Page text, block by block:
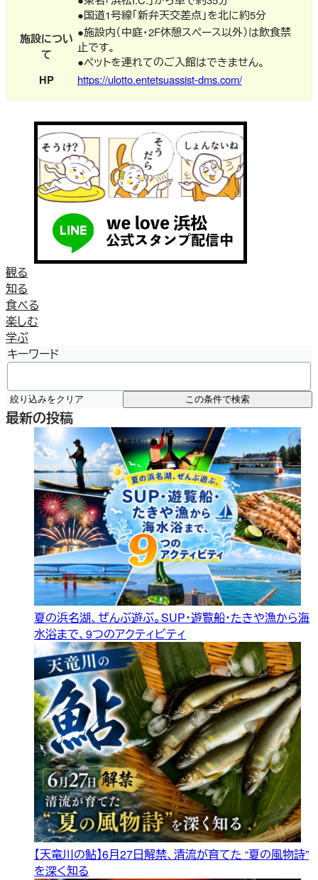
●国道1号線「新弁天交差点」を北に約5分
施設につい
て
●施設内（中庭・2F休憩スペース以外）は飲食禁
止です。
●ペットを連れてのご入館はできません。
HP https://ulotto.entetsuassist-dms.com/
観る
知る
食べる
楽しむ
学ぶ
キーワード
絞り込みをクリア この条件で検索
最新の投稿
夏の浜名湖、ぜんぶ遊ぶ。SUP・遊覧船・たきや漁から海
水浴まで、9つのアクティビティ
【天竜川の鮎】6月27日解禁、清流が育てた “夏の風物詩”
を深く知る